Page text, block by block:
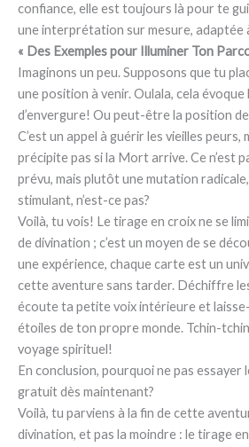
confiance, elle est toujours là pour te
une interprétation sur mesure, adaptée
« Des Exemples pour Illuminer Ton
Imaginons un peu. Supposons que tu
une position à venir. Oulala, cela
d’envergure! Ou peut-être la position de
C’est un appel à guérir les vieilles peurs,
précipite pas si la Mort arrive. Ce n’est
prévu, mais plutôt une mutation
stimulant, n’est-ce pas?
Voilà, tu vois! Le tirage en croix ne se
de divination ; c’est un moyen de se
une expérience, chaque carte est un
cette aventure sans tarder. Déchiffre
écoute ta petite voix intérieure et
étoiles de ton propre monde. Tchin-
voyage spirituel!
En conclusion, pourquoi ne pas essayer
gratuit dès maintenant?
Voilà, tu parviens à la fin de cette
divination, et pas la moindre : le tirage